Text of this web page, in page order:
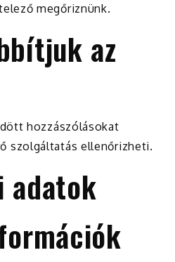
megőriznünk.
az
hozzászólásokat
szolgáltatás ellenőrizheti.
adatok